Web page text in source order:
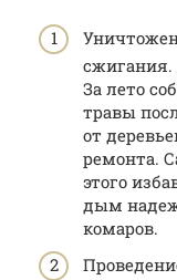
сжигания.
За лето
травы
от
ремонта.
этого
дым
комаров.